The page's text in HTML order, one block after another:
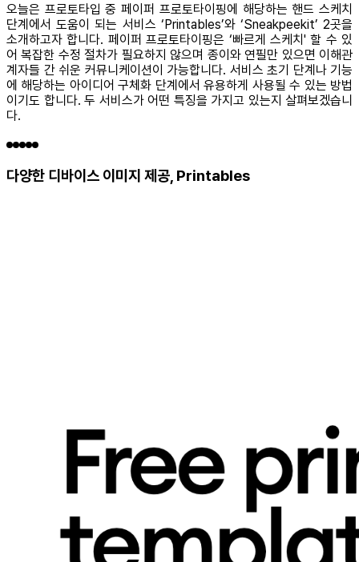
오늘은 프로토타입 중 페이퍼 프로토타이핑에 해당하는 핸드 스케치
단계에서 도움이 되는 서비스 ‘Printables’와 ‘Sneakpeekit’ 2곳을
소개하고자 합니다. 페이퍼 프로토타이핑은 ‘빠르게 스케치' 할 수 있
어 복잡한 수정 절차가 필요하지 않으며 종이와 연필만 있으면 이해관
계자들 간 쉬운 커뮤니케이션이 가능합니다. 서비스 초기 단계나 기능
에 해당하는 아이디어 구체화 단계에서 유용하게 사용될 수 있는 방법
이기도 합니다. 두 서비스가 어떤 특징을 가지고 있는지 살펴보겠습니
다.
다양한 디바이스 이미지 제공, Printables